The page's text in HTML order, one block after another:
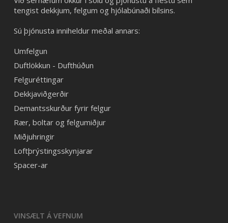
tengist dekkjum, felgum og hjólabúnaði bílsins.
Sú þjónusta inniheldur meðal annars:
Umfelgun
Duftlökkun - Dufthúðun
Felguréttingar
Dekkjaviðgerðir
Demantsskurður fyrir felgur
Rær, boltar og felgumiðjur
Miðjuhringir
Loftþrýstingsskynjarar
Spacer-ar
VINSÆLT Á VEFNUM